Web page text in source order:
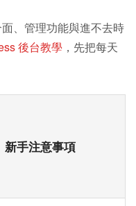
、管理功能與進不去時
後台教學 ，先把每天
新手注意事項